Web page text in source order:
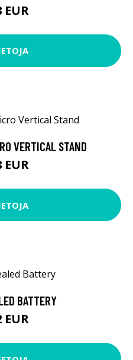
EUR
VERTICAL STAND
EUR
BATTERY
EUR